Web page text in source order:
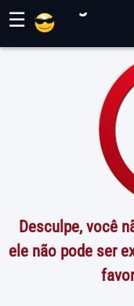
☰
Desculpe, você
ele não pode ser